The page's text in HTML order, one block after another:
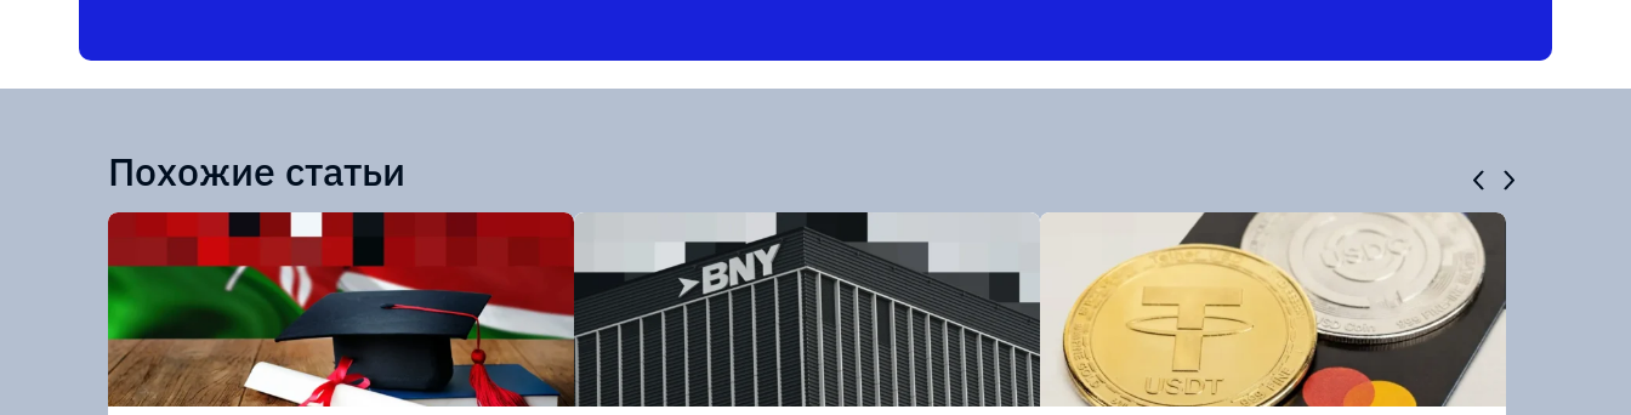
Похожие статьи